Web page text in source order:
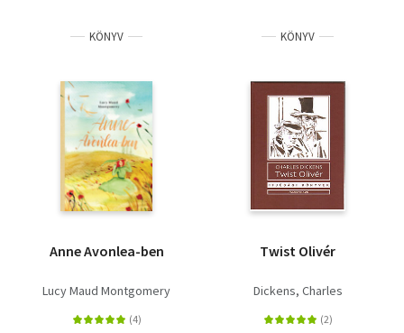
KÖNYV
Anne Avonlea-ben
Lucy Maud Montgomery
KÖNYV
Twist Olivér
Dickens, Charles